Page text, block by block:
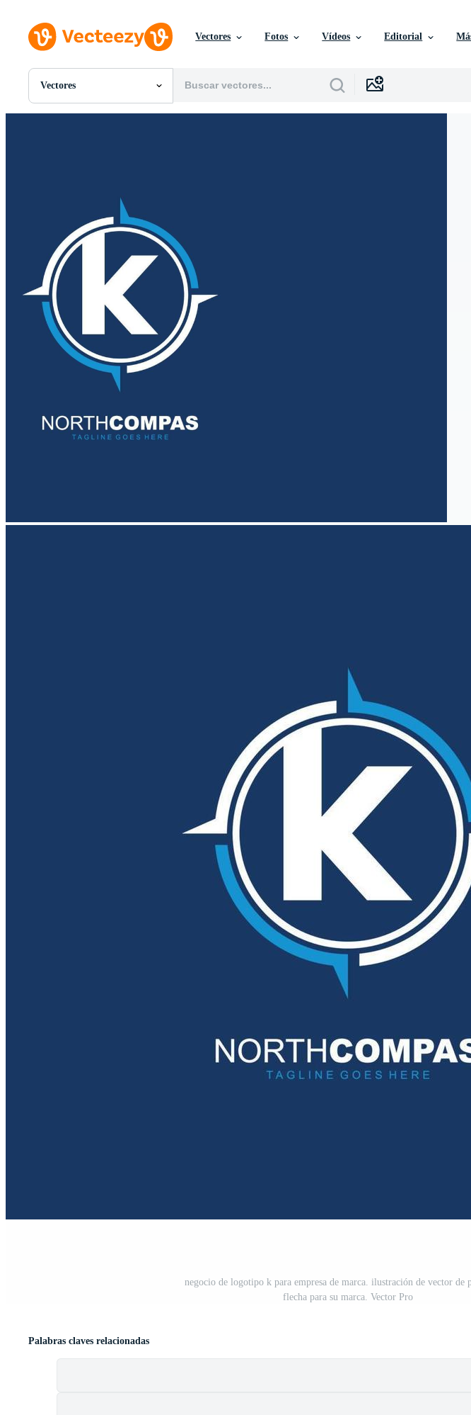
Vectores Fotos Vídeos Editorial
Vectores
Todas Imágenes
Gráficos en Movimiento
Imágenes Editoriales
Eventos Editoriales
negocio de logotipo k para empresa de marca. ilustración de vector de
flecha para su marca. Vector Pro
Palabras claves relacionadas